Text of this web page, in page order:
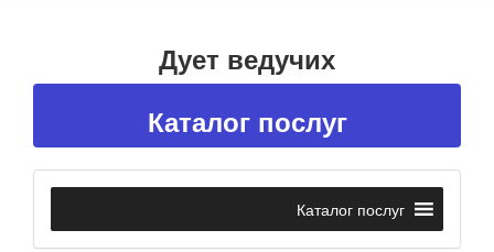
Дует ведучих
Каталог послуг
Каталог послуг